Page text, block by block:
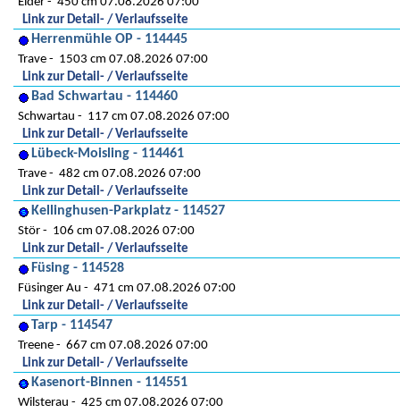
Link zur Detail- / Verlaufsseite
Herrenmühle OP - 114445
Trave
1503 cm 07.08.2026 07:00
Link zur Detail- / Verlaufsseite
Bad Schwartau - 114460
Schwartau
117 cm 07.08.2026 07:00
Link zur Detail- / Verlaufsseite
Lübeck-Moisling - 114461
Trave
482 cm 07.08.2026 07:00
Link zur Detail- / Verlaufsseite
Kellinghusen-Parkplatz - 114527
Stör
106 cm 07.08.2026 07:00
Link zur Detail- / Verlaufsseite
Füsing - 114528
Füsinger Au
471 cm 07.08.2026 07:00
Link zur Detail- / Verlaufsseite
Tarp - 114547
Treene
667 cm 07.08.2026 07:00
Link zur Detail- / Verlaufsseite
Kasenort-Binnen - 114551
Wilsterau
425 cm 07.08.2026 07:00